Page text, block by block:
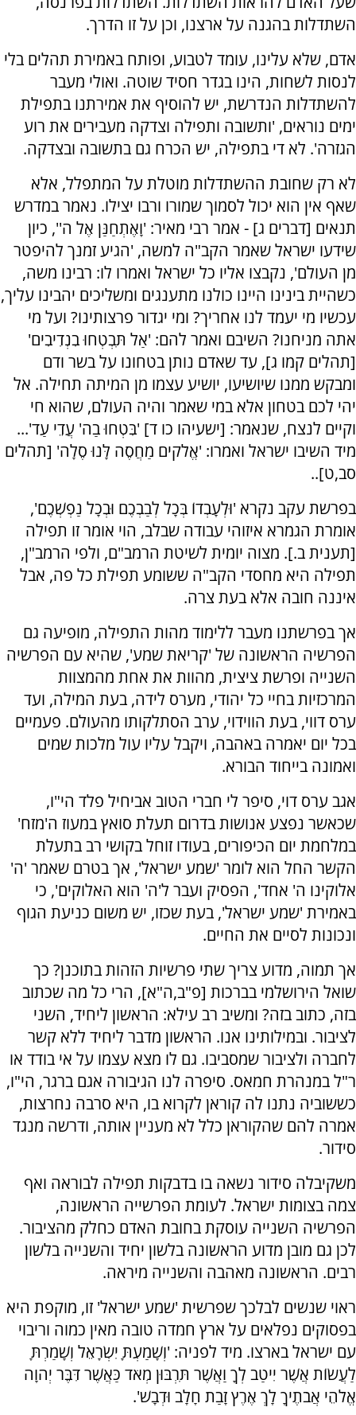
השתדלות בהגנה על ארצנו, וכן על זו הדרך.
אדם, שלא עלינו, עומד לטבוע, ופותח באמירת תהלים בלי
לנסות לשחות, הינו בגדר חסיד שוטה. ואולי מעבר
להשתדלות הנדרשת, יש להוסיף את אמירתנו בתפילת
ימים נוראים, 'ותשובה ותפילה וצדקה מעבירים את רוע
הגזרה'. לא די בתפילה, יש הכרח גם בתשובה ובצדקה.
לא רק שחובת ההשתדלות מוטלת על המתפלל, אלא
שאף אין הוא יכול לסמוך שמורו ורבו יצילו. נאמר במדרש
תנאים [דברים ג] - אמר רבי מאיר: 'וָאֶתְחַנַּן אֶל ה'', כיון
שידעו ישראל שאמר הקב"ה למשה, 'הגיע זמנך להיפטר
מן העולם', נקבצו אליו כל ישראל ואמרו לו: רבינו משה,
כשהיית בינינו היינו כולנו מתענגים ומשליכים יהבינו עליך,
עכשיו מי יעמד לנו אחריך? ומי יגדור פרצותינו? ועל מי
אתה מניחנו? השיבם ואמר להם: 'אַל תִּבְטְחוּ בִנְדִיבִים'
[תהלים קמו ג], עד שאדם נותן בטחונו על בשר ודם
ומבקש ממנו שיושיעו, יושיע עצמו מן המיתה תחילה. אל
יהי לכם בטחון אלא במי שאמר והיה העולם, שהוא חי
וקיים לנצח, שנאמר: [ישעיהו כו ד] 'בִּטְחוּ בַה' עֲדֵי עַד'...
מיד השיבו ישראל ואמרו: 'אֱלֹקים מַחֲסֶה לָּנוּ סֶלָה' [תהלים
סב,ט]..
בפרשת עקב נקרא 'וּלְעָבְדוֹ בְּכָל לְבַבְכֶם וּבְכָל נַפְשְׁכֶם',
אומרת הגמרא איזוהי עבודה שבלב, הוי אומר זו תפילה
[תענית ב.]. מצוה יומית לשיטת הרמב"ם, ולפי הרמב"ן,
תפילה היא מחסדי הקב"ה ששומע תפילת כל פה, אבל
איננה חובה אלא בעת צרה.
אך בפרשתנו מעבר ללימוד מהות התפילה, מופיעה גם
הפרשיה הראשונה של 'קריאת שמע', שהיא עם הפרשיה
השנייה ופרשת ציצית, מהוות את אחת מהמצוות
המרכזיות בחיי כל יהודי, מערס לידה, בעת המילה, ועד
ערס דווי, בעת הווידוי, ערב הסתלקותו מהעולם. פעמיים
בכל יום יאמרה באהבה, ויקבל עליו עול מלכות שמים
ואמונה בייחוד הבורא.
אגב ערס דוי, סיפר לי חברי הטוב אביחיל פלד הי"ו,
שכאשר נפצע אנושות בדרום תעלת סואץ במעוז ה'מזח'
במלחמת יום הכיפורים, בעודו זוחל בקושי רב בתעלת
הקשר החל הוא לומר 'שמע ישראל', אך בטרם שאמר 'ה'
אלוקינו ה' אחד', הפסיק ועבר ל'ה' הוא האלוקים', כי
באמירת 'שמע ישראל', בעת שכזו, יש משום כניעת הגוף
ונכונות לסיים את החיים.
אך תמוה, מדוע צריך שתי פרשיות הזהות בתוכנן? כך
שואל הירושלמי בברכות [פ"ב,ה"א], הרי כל מה שכתוב
בזה, כתוב בזה? ומשיב רב עילא: הראשון ליחיד, השני
לציבור. ובמילותינו אנו. הראשון מדבר ליחיד ללא קשר
לחברה ולציבור שמסביבו. גם לו מצא עצמו על אי בודד או
ר"ל במנהרת חמאס. סיפרה לנו הגיבורה אגם ברגר, הי"ו,
כששוביה נתנו לה קוראן לקרוא בו, היא סרבה נחרצות,
אמרה להם שהקוראן כלל לא מעניין אותה, ודרשה מנגד
סידור.
משקיבלה סידור נשאה בו בדבקות תפילה לבוראה ואף
צמה בצומות ישראל. לעומת הפרשייה הראשונה,
הפרשיה השנייה עוסקת בחובת האדם כחלק מהציבור.
לכן גם מובן מדוע הראשונה בלשון יחיד והשנייה בלשון
רבים. הראשונה מאהבה והשנייה מיראה.
ראוי שנשים לבלכך שפרשית 'שמע ישראל' זו, מוקפת היא
בפסוקים נפלאים על ארץ חמדה טובה מאין כמוה וריבוי
עם ישראל בארצו. מיד לפניה: 'וְשָׁמַעְתָּ יִשְׂרָאֵל וְשָׁמַרְתָּ
לַעֲשׂוֹת אֲשֶׁר יִיטַב לְךָ וַאֲשֶׁר תִּרְבּוּן מְאֹד כַּאֲשֶׁר דִּבֶּר יְהוָה
אֱלֹהֵי אֲבֹתֶיךָ לָךְ אֶרֶץ זָבַת חָלָב וּדְבָשׁ'.